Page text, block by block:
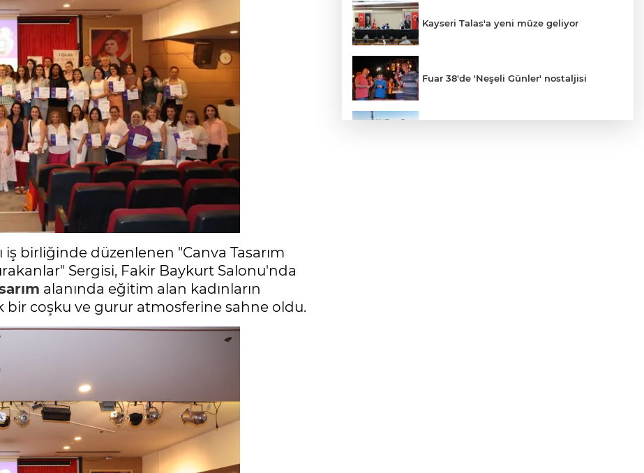
iş birliğinde düzenlenen "Canva Tasarım
Sergisi, Fakir Baykurt Salonu'nda
alanında eğitim alan kadınların
bir coşku ve gurur atmosferine sahne oldu.
Kayseri Talas'a yeni müze geliyor
Fuar 38'de 'Neşeli Günler' nostaljisi